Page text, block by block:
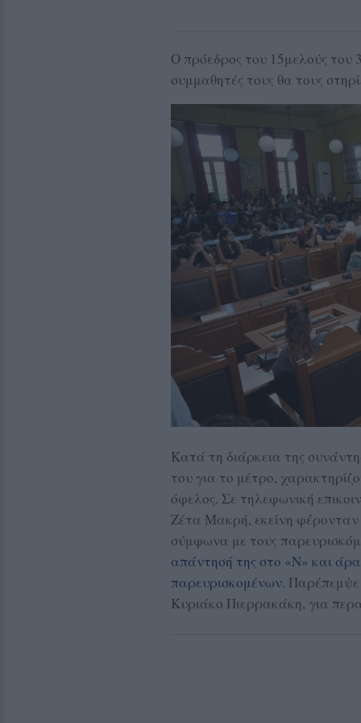
Ο πρόεδρος του 15μελούς του
συμμαθητές τους θα τους
Κατά τη διάρκεια της
του για το μέτρο,
όφελος. Σε τηλεφωνική
Ζέτα Μακρή, εκείνη
σύμφωνα με τους
απάντησή της στο «Ν» και
παρευρισκομένων. Παρέπεμψε
Κυριάκο Πιερρακάκη, για